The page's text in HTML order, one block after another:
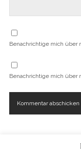
Benachrichtige mich über
Benachrichtige mich über